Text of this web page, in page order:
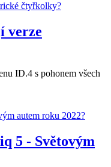
verze
ID.4 s pohonem všech
5 - Světovým